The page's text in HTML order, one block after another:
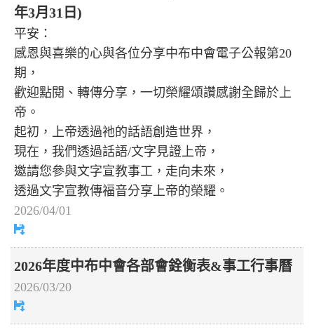
年3月31日)
平安：
感恩與喜樂的心與各位分享中布中會電子公報第20
期，
歡迎點閱、轉傳分享，一切榮耀頌讚感謝全歸於上
帝。
起初，上帝透過祂的話語創造世界，
現在，我們透過話語/文字見證上帝，
邀請您參與文字宣教事工，走向未來，
透過文字宣教傳福音分享上帝的榮耀。
2026/04/01
2026年度中布中會各部會銓衡表&事工行事曆
2026/03/20